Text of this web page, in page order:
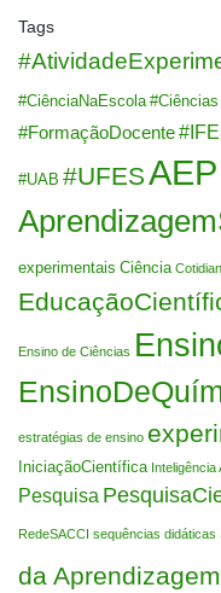
Tags
#CiênciaNaEscola #Ciências
#FormaçãoDocente
#UAB #UFESAEP
experimentais Ciência
Ensino de Ciências
estratégias de ensino
IniciaçãoCientífica Inteligência
Pesquisa
RedeSACCI sequências didáticas
da